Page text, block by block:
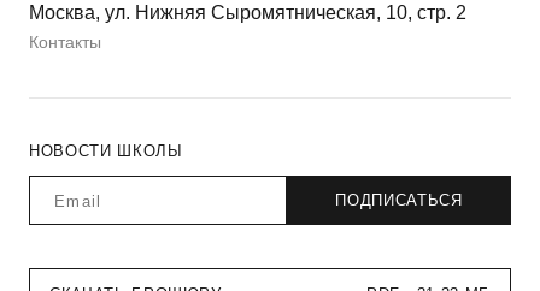
Москва, ул. Нижняя Сыромятническая, 10, стр. 2
Контакты
НОВОСТИ ШКОЛЫ